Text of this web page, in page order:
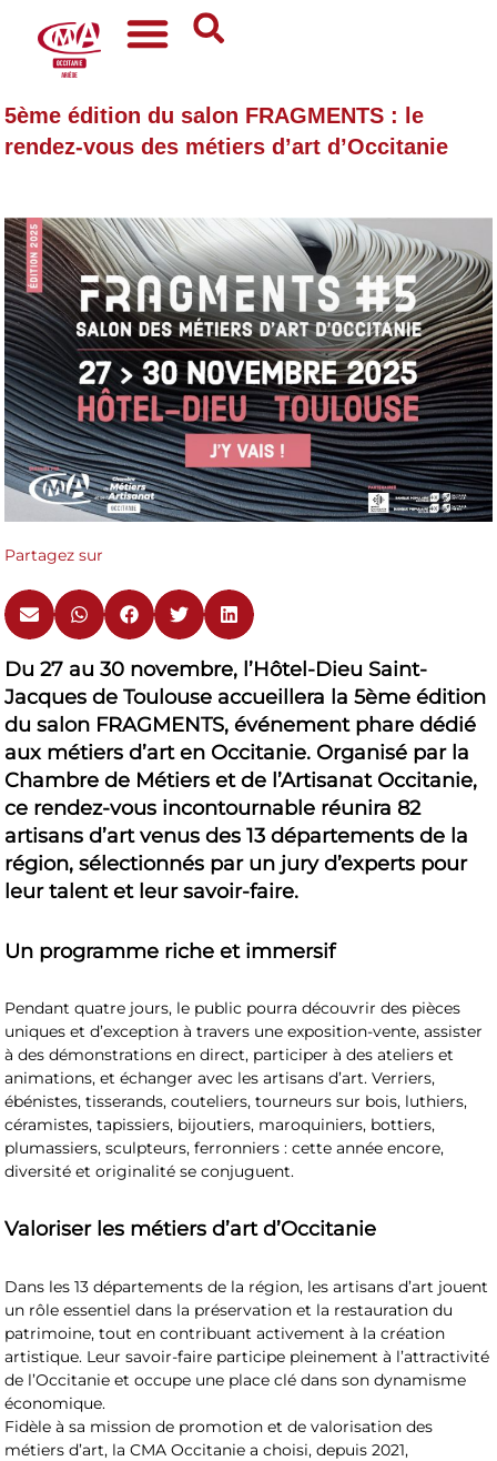
5ème édition du salon FRAGMENTS : le
rendez-vous des métiers d’art d’Occitanie
Partagez sur
Du 27 au 30 novembre, l’Hôtel-Dieu Saint-
Jacques de Toulouse accueillera la 5ème édition
du salon FRAGMENTS, événement phare dédié
aux métiers d’art en Occitanie. Organisé par la
Chambre de Métiers et de l’Artisanat Occitanie,
ce rendez-vous incontournable réunira 82
artisans d’art venus des 13 départements de la
région, sélectionnés par un jury d’experts pour
leur talent et leur savoir-faire.
Un programme riche et immersif
Pendant quatre jours, le public pourra découvrir des pièces
uniques et d’exception à travers une exposition-vente, assister
à des démonstrations en direct, participer à des ateliers et
animations, et échanger avec les artisans d’art. Verriers,
ébénistes, tisserands, couteliers, tourneurs sur bois, luthiers,
céramistes, tapissiers, bijoutiers, maroquiniers, bottiers,
plumassiers, sculpteurs, ferronniers : cette année encore,
diversité et originalité se conjuguent.
Valoriser les métiers d’art d’Occitanie
Dans les 13 départements de la région, les artisans d’art jouent
un rôle essentiel dans la préservation et la restauration du
patrimoine, tout en contribuant activement à la création
artistique. Leur savoir-faire participe pleinement à l’attractivité
de l’Occitanie et occupe une place clé dans son dynamisme
économique.
Fidèle à sa mission de promotion et de valorisation des
métiers d’art, la CMA Occitanie a choisi, depuis 2021,